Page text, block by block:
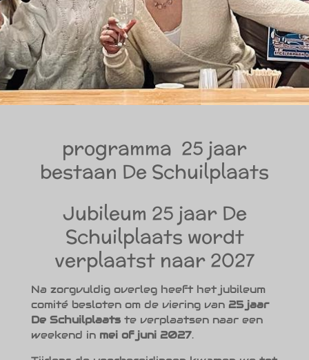
programma 25 jaar
bestaan De Schuilplaats
Jubileum 25 jaar De
Schuilplaats wordt
verplaatst naar 2027
Na zorgvuldig overleg heeft het jubileum
comité besloten om de viering van 25 jaar
De Schuilplaatste verplaatsen naar een
weekend in mei of juni 2027.